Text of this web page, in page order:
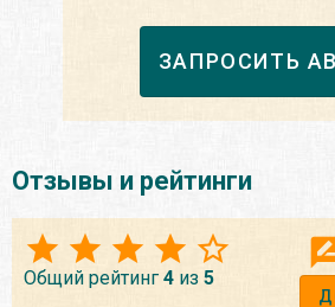
ЗАПРОСИТЬ
Отзывы и рейтинги
Общий рейтинг 4 из 5